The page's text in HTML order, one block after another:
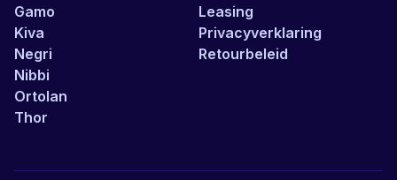
Gamo
Kiva
Negri
Nibbi
Ortolan
Thor
Leasing
Privacyverklaring
Retourbeleid